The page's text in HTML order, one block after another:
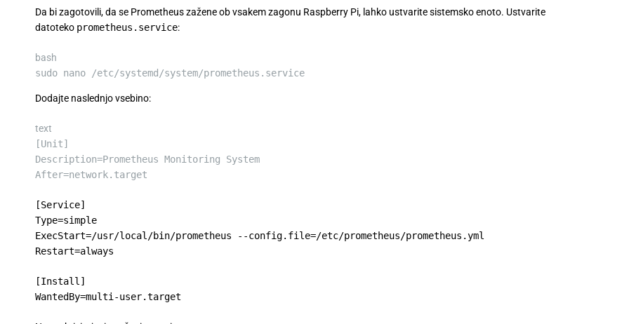
Da bi zagotovili, da se Prometheus zažene ob vsakem zagonu Raspberry Pi, lahko ustvarite sistemsko enoto. Ustvarite
datoteko prometheus.service:
bash
sudo nano /etc/systemd/system/prometheus.service
Dodajte naslednjo vsebino:
text
[Unit]
Description=Prometheus Monitoring System
After=network.target
[Service]
Type=simple
ExecStart=/usr/local/bin/prometheus --config.file=/etc/prometheus/prometheus.yml
Restart=always
[Install]
WantedBy=multi-user.target